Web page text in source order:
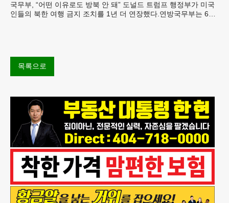
국무부, “어떤 이유로도 방북 안 돼” 도널드 트럼프 행정부가 미국
인들의 북한 여행 금지 조치를 1년 더 연장했다.연방국무부는 6일
목록으로